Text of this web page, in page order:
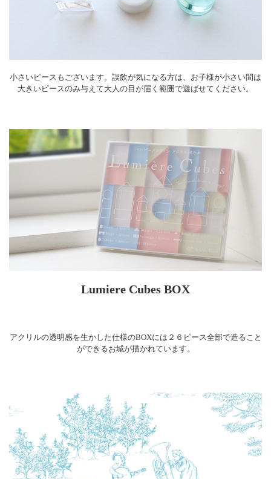
小さいピースもございます。誤飲が気になる方は、お子様が小さい間は
大きいピースのみ与えて大人の目が届く範囲で遊ばせてください。
Lumiere Cubes BOX
アクリルの透明感を生かした仕様のBOXには２６ピース全部で造ること
ができるお城が描かれています。